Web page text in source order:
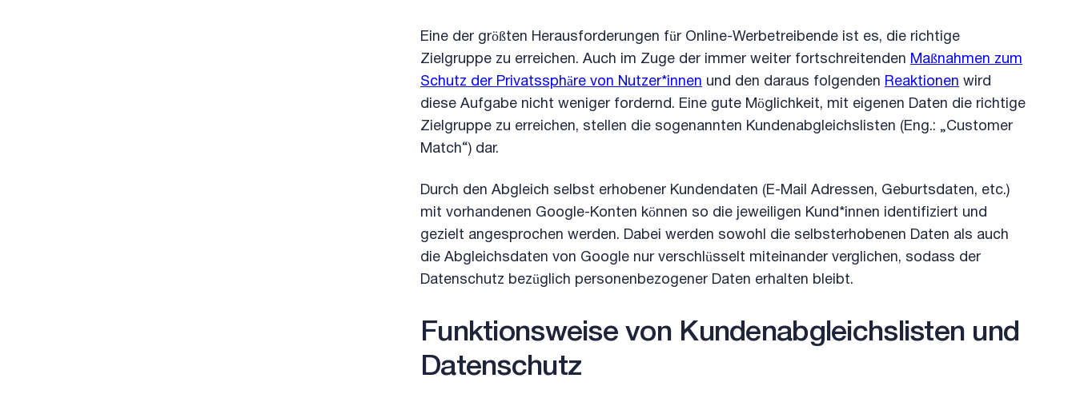
Eine der größten Herausforderungen für Online-Werbetreibende ist es, die richtige
Zielgruppe zu erreichen. Auch im Zuge der immer weiter fortschreitenden Maßnahmen zum
Schutz der Privatssphäre von Nutzer*innen und den daraus folgenden Reaktionen wird
diese Aufgabe nicht weniger fordernd. Eine gute Möglichkeit, mit eigenen Daten die richtige
Zielgruppe zu erreichen, stellen die sogenannten Kundenabgleichslisten (Eng.: „Customer
Match“) dar.
Durch den Abgleich selbst erhobener Kundendaten (E-Mail Adressen, Geburtsdaten, etc.)
mit vorhandenen Google-Konten können so die jeweiligen Kund*innen identifiziert und
gezielt angesprochen werden. Dabei werden sowohl die selbsterhobenen Daten als auch
die Abgleichsdaten von Google nur verschlüsselt miteinander verglichen, sodass der
Datenschutz bezüglich personenbezogener Daten erhalten bleibt.
Funktionsweise von Kundenabgleichslisten und
Datenschutz